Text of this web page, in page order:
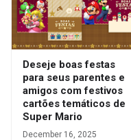
Deseje boas festas
para seus parentes e
amigos com festivos
cartões temáticos de
Super Mario
December 16, 2025